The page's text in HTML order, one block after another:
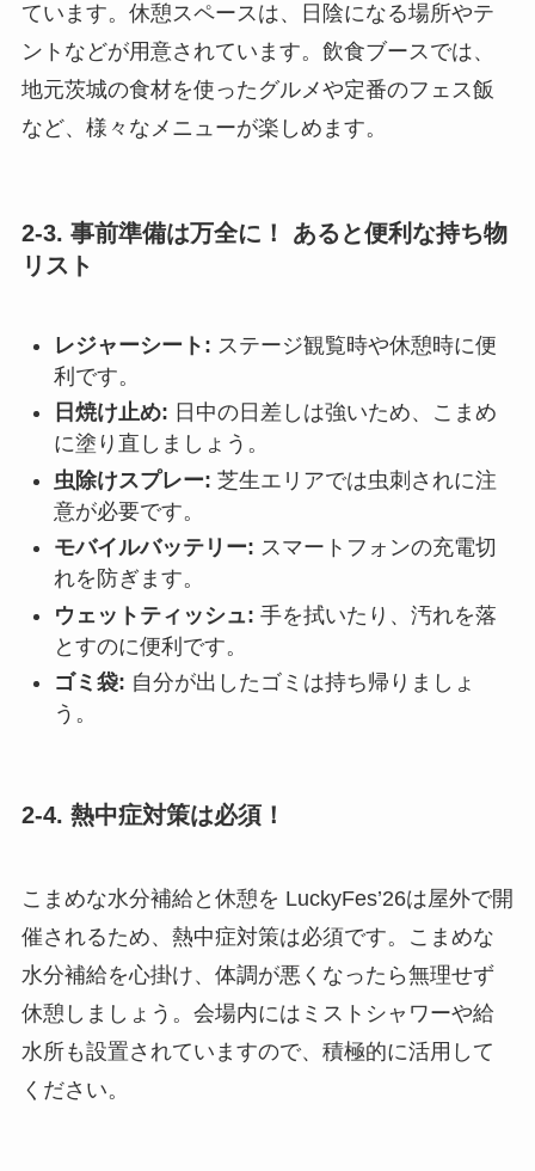
ています。休憩スペースは、日陰になる場所やテ
ントなどが用意されています。飲食ブースでは、
地元茨城の食材を使ったグルメや定番のフェス飯
など、様々なメニューが楽しめます。
2-3. 事前準備は万全に！ あると便利な持ち物
リスト
レジャーシート: ステージ観覧時や休憩時に便
利です。
日焼け止め: 日中の日差しは強いため、こまめ
に塗り直しましょう。
虫除けスプレー: 芝生エリアでは虫刺されに注
意が必要です。
モバイルバッテリー: スマートフォンの充電切
れを防ぎます。
ウェットティッシュ: 手を拭いたり、汚れを落
とすのに便利です。
ゴミ袋: 自分が出したゴミは持ち帰りましょ
う。
2-4. 熱中症対策は必須！
こまめな水分補給と休憩を LuckyFes’26は屋外で開
催されるため、熱中症対策は必須です。こまめな
水分補給を心掛け、体調が悪くなったら無理せず
休憩しましょう。会場内にはミストシャワーや給
水所も設置されていますので、積極的に活用して
ください。